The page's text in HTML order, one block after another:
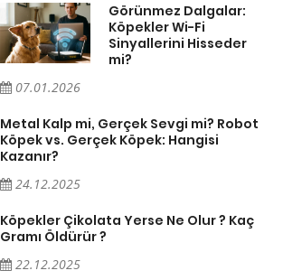
Görünmez Dalgalar:
Köpekler Wi-Fi
Sinyallerini Hisseder
mi?
07.01.2026
Metal Kalp mi, Gerçek Sevgi mi? Robot
Köpek vs. Gerçek Köpek: Hangisi
Kazanır?
24.12.2025
Köpekler Çikolata Yerse Ne Olur ? Kaç
Gramı Öldürür ?
22.12.2025